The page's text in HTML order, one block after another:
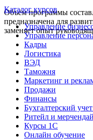
Объём программы
предназначена для
заменяет опыт
Каталог курсов
Управление
Управление
Кадры
Логистика
ВЭД
Таможня
Маркетинг и
Продажи
Финансы
Бухгалтерский
Ритейл и
Курсы 1С
Онлайн обучение